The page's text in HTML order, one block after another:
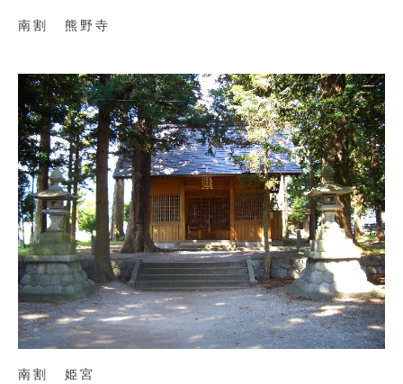
南割 熊野寺
南割 姫宮